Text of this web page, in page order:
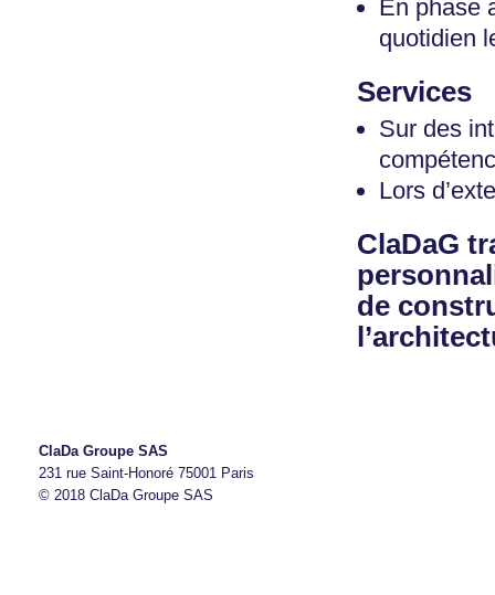
En phase
quotidien
Services
Sur des
Lors
ClaDaG
de
ClaDa Groupe SAS
231 rue Saint-Honoré 75001 Paris
© 2018 ClaDa Groupe SAS